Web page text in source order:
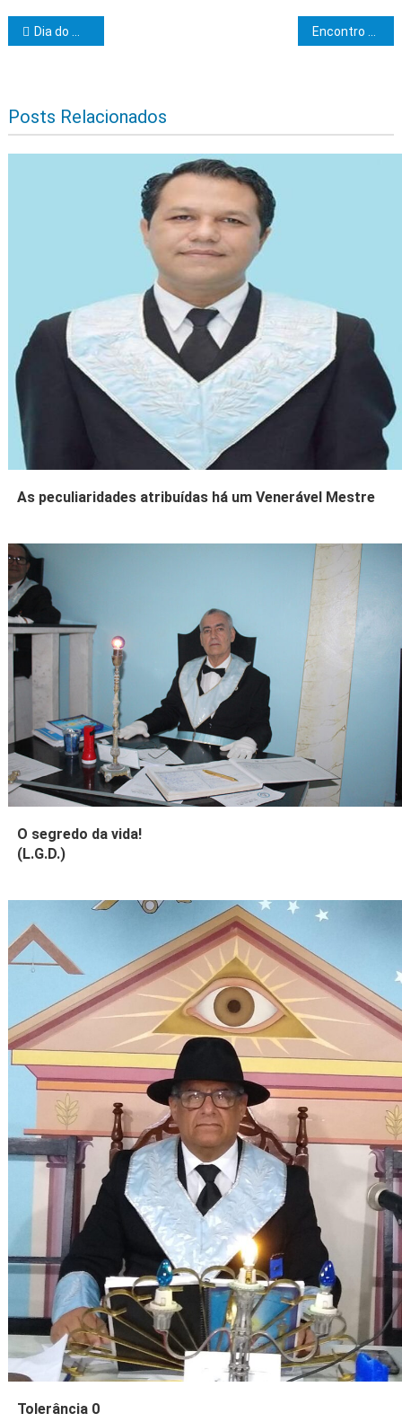
Navegação de Post
Dia do Maçom na História
Posts Relacionados
As peculiaridades atribuídas há um Venerável Mestre
O segredo da vida!
(L.G.D.)
Tolerância 0